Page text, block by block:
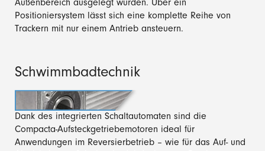
Außenbereich ausgelegt wurden. Über ein
Positioniersystem lässt sich eine komplette Reihe von
Trackern mit nur einem Antrieb ansteuern.
Schwimmbadtechnik
Dank des integrierten Schaltautomaten sind die
Compacta-Aufsteckgetriebemotoren ideal für
Anwendungen im Reversierbetrieb – wie für das Auf- und